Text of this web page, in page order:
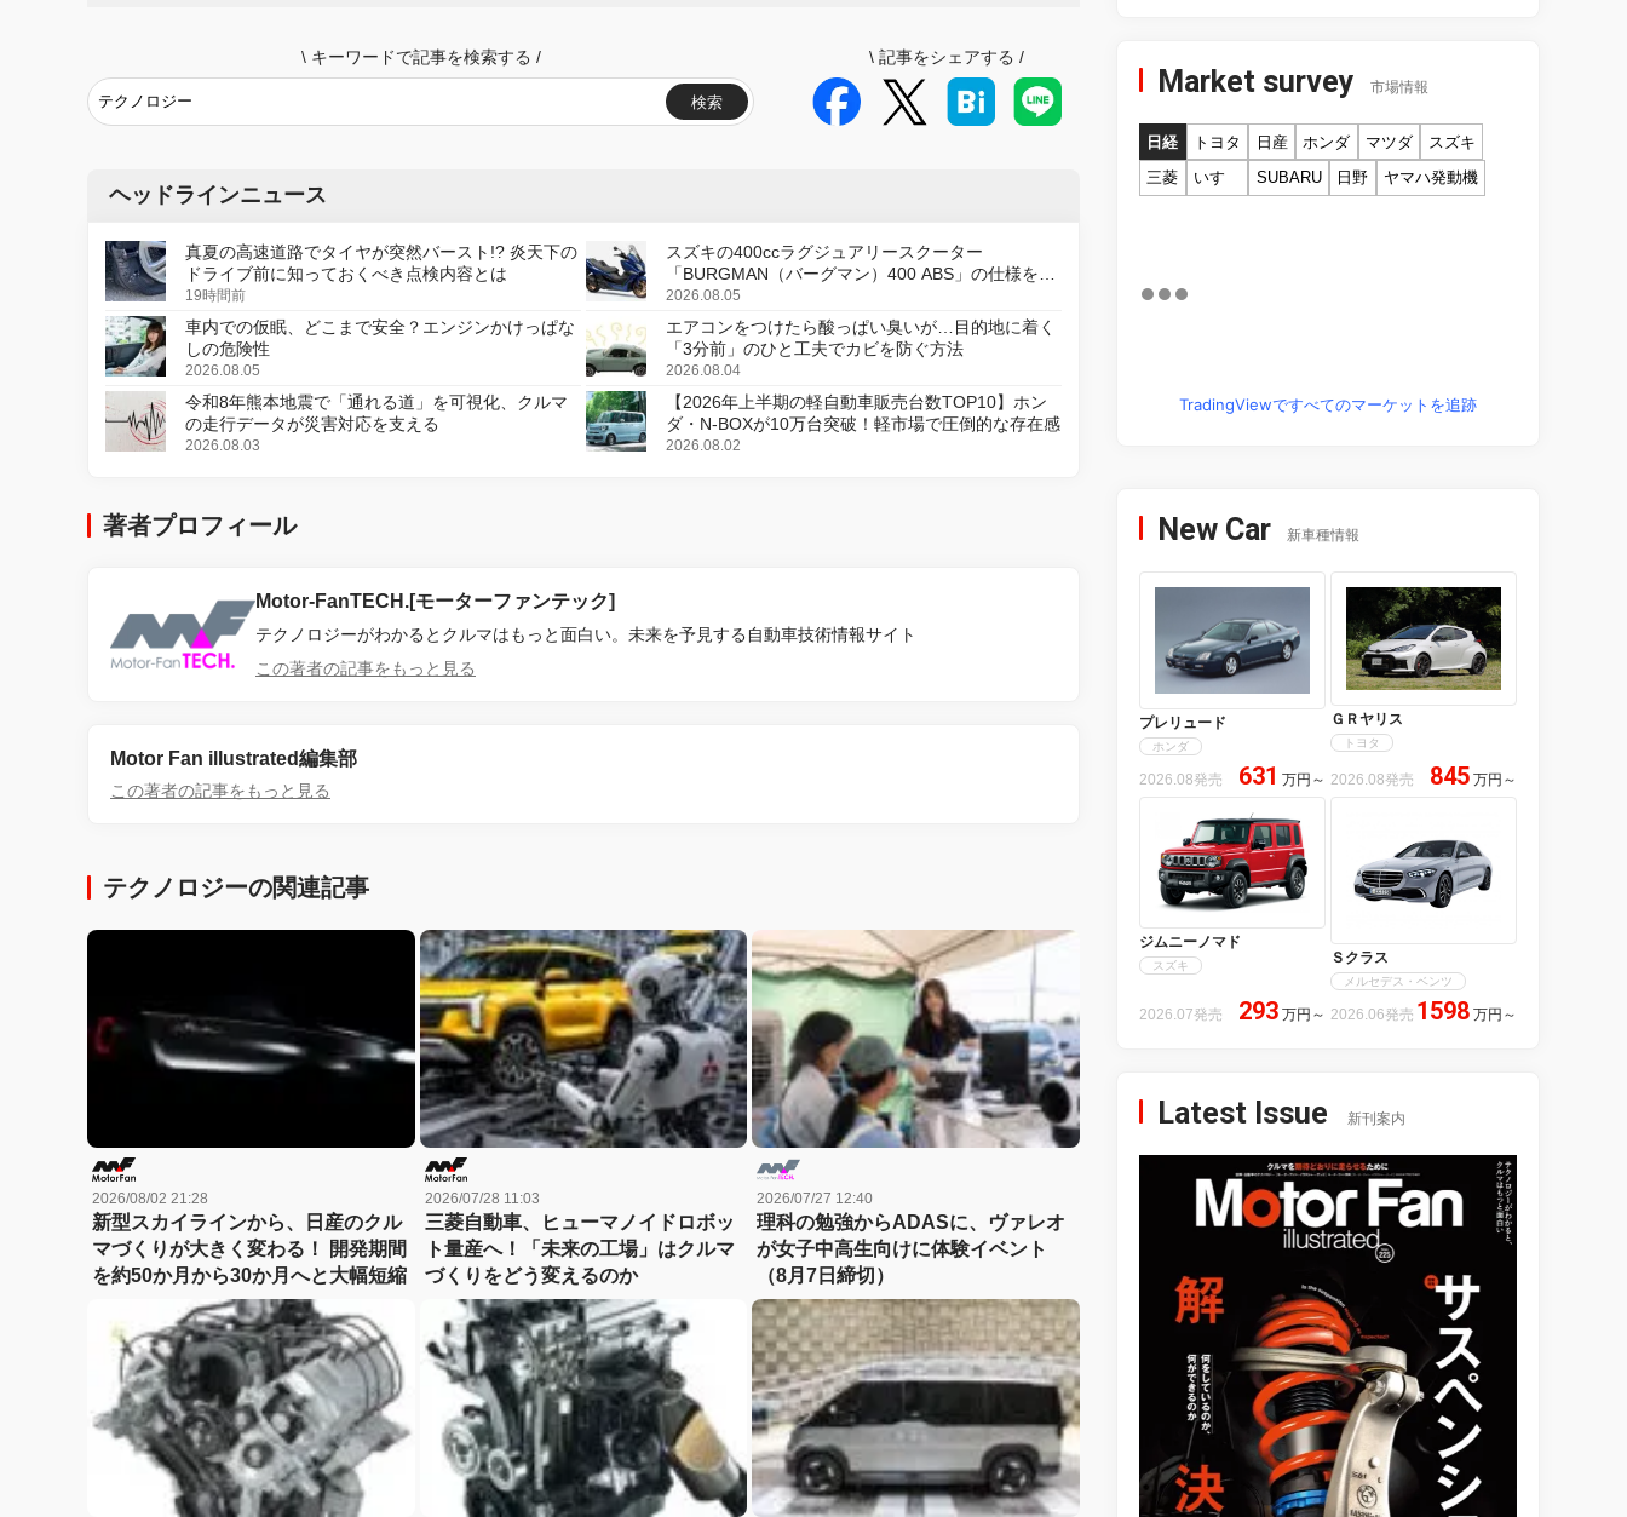
\ キーワードで記事を検索する /
検索
\ 記事をシェアする /
ヘッドラインニュース
真夏の高速道路でタイヤが突然バースト!? 炎天下の
ドライブ前に知っておくべき点検内容とは
19時間前
スズキの400ccラグジュアリースクーター
「BURGMAN（バーグマン）400 ABS」の仕様を変
更し、8月18日に発売
2026.08.05
車内での仮眠、どこまで安全？エンジンかけっぱな
しの危険性
2026.08.05
エアコンをつけたら酸っぱい臭いが…目的地に着く
「3分前」のひと工夫でカビを防ぐ方法
2026.08.04
令和8年熊本地震で「通れる道」を可視化、クルマ
の走行データが災害対応を支える
2026.08.03
【2026年上半期の軽自動車販売台数TOP10】ホン
ダ・N-BOXが10万台突破！軽市場で圧倒的な存在感
2026.08.02
著者プロフィール
Motor-FanTECH.[モーターファンテック]
テクノロジーがわかるとクルマはもっと面白い。未来を予見する自動車技術情報サイト
この著者の記事をもっと見る
Motor Fan illustrated編集部
この著者の記事をもっと見る
テクノロジーの関連記事
2026/08/02 21:28
新型スカイラインから、日産のクル
マづくりが大きく変わる！ 開発期間
を約50か月から30か月へと大幅短縮
2026/07/28 11:03
三菱自動車、ヒューマノイドロボッ
ト量産へ！「未来の工場」はクルマ
づくりをどう変えるのか
2026/07/27 12:40
理科の勉強からADASに、ヴァレオ
が女子中高生向けに体験イベント
（8月7日締切）
Market survey 市場情報
日経 トヨタ 日産 ホンダ マツダ
スズキ
三菱
いすゞ SUBARU 日野 ヤマハ発動機
TradingViewですべてのマーケットを追跡
New Car 新車種情報
プレリュード
ホンダ
2026.08発売 631 万円 ～
ＧＲヤリス
トヨタ
2026.08発売 845 万円 ～
ジムニーノマド
スズキ
2026.07発売 293 万円 ～
Ｓクラス
メルセデス・ベンツ
2026.06発売 1598 万円 ～
Latest Issue 新刊案内